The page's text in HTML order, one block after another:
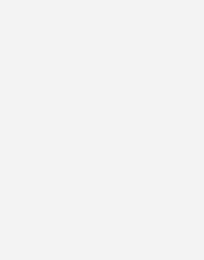
den wichtigen
Nahezu jede
Sozialwesen wird in
oder Gewalt am
den Bedarf an
gehen weit über